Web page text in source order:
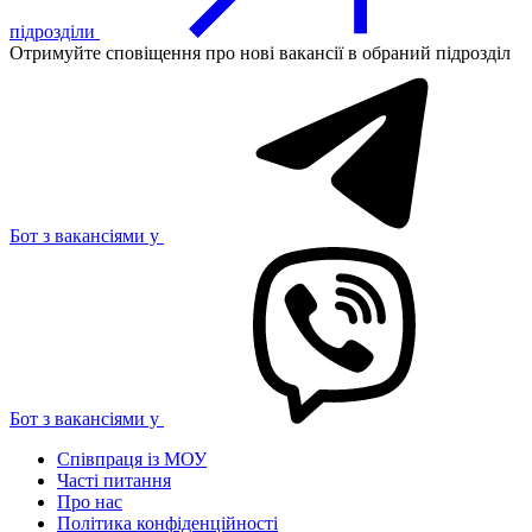
підрозділи
Отримуйте сповіщення про нові вакансії в обраний підрозділ
Бот з вакансіями у
Бот з вакансіями у
Співпраця із МОУ
Часті питання
Про нас
Політика конфіденційності